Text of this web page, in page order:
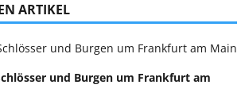
ARTIKEL
und Burgen um Frankfurt am